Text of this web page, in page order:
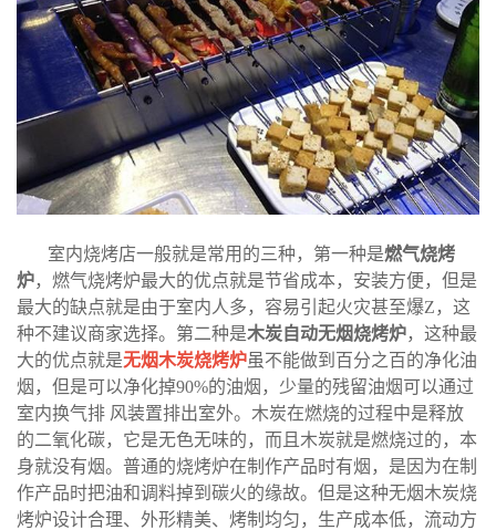
室内烧烤店一般就是常用的三种，第一种是燃气烧烤
炉，燃气烧烤炉最大的优点就是节省成本，安装方便，但是
最大的缺点就是由于室内人多，容易引起火灾甚至爆Z，这
种不建议商家选择。第二种是木炭自动无烟烧烤炉，这种最
大的优点就是无烟木炭烧烤炉虽不能做到百分之百的净化油
烟，但是可以净化掉90%的油烟，少量的残留油烟可以通过
室内换气排 风装置排出室外。木炭在燃烧的过程中是释放
的二氧化碳，它是无色无味的，而且木炭就是燃烧过的，本
身就没有烟。普通的烧烤炉在制作产品时有烟，是因为在制
作产品时把油和调料掉到碳火的缘故。但是这种无烟木炭烧
烤炉设计合理、外形精美、烤制均匀，生产成本低，流动方